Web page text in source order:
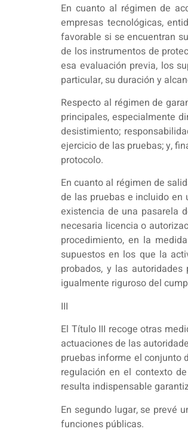
En cuanto al régimen de
empresas tecnológicas,
favorable si se encuentran
de los instrumentos de
esa evaluación previa, los
particular, su duración y
Respecto al régimen de
principales, especialmente
desistimiento;
ejercicio de las pruebas; y,
protocolo.
En cuanto al régimen de
de las pruebas e incluido en
existencia de una pasarela
necesaria licencia o
procedimiento, en la
supuestos en los que la
probados, y las
igualmente riguroso del
III
El Título III recoge otras
actuaciones de las
pruebas informe el conjunto
regulación en el contexto
resulta indispensable
En segundo lugar, se prevé
funciones públicas.